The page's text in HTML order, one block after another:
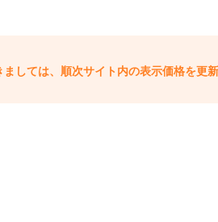
しては、順次サイト内の表示価格を更新